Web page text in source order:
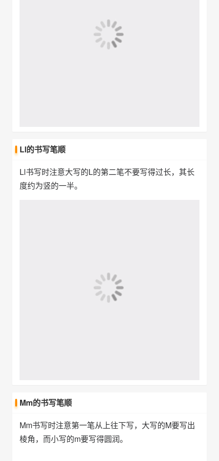
Ll的书写笔顺
Ll书写时注意大写的L的第二笔不要写得过长，其长
度约为竖的一半。
Mm的书写笔顺
Mm书写时注意第一笔从上往下写，大写的M要写出
棱角，而小写的m要写得圆润。